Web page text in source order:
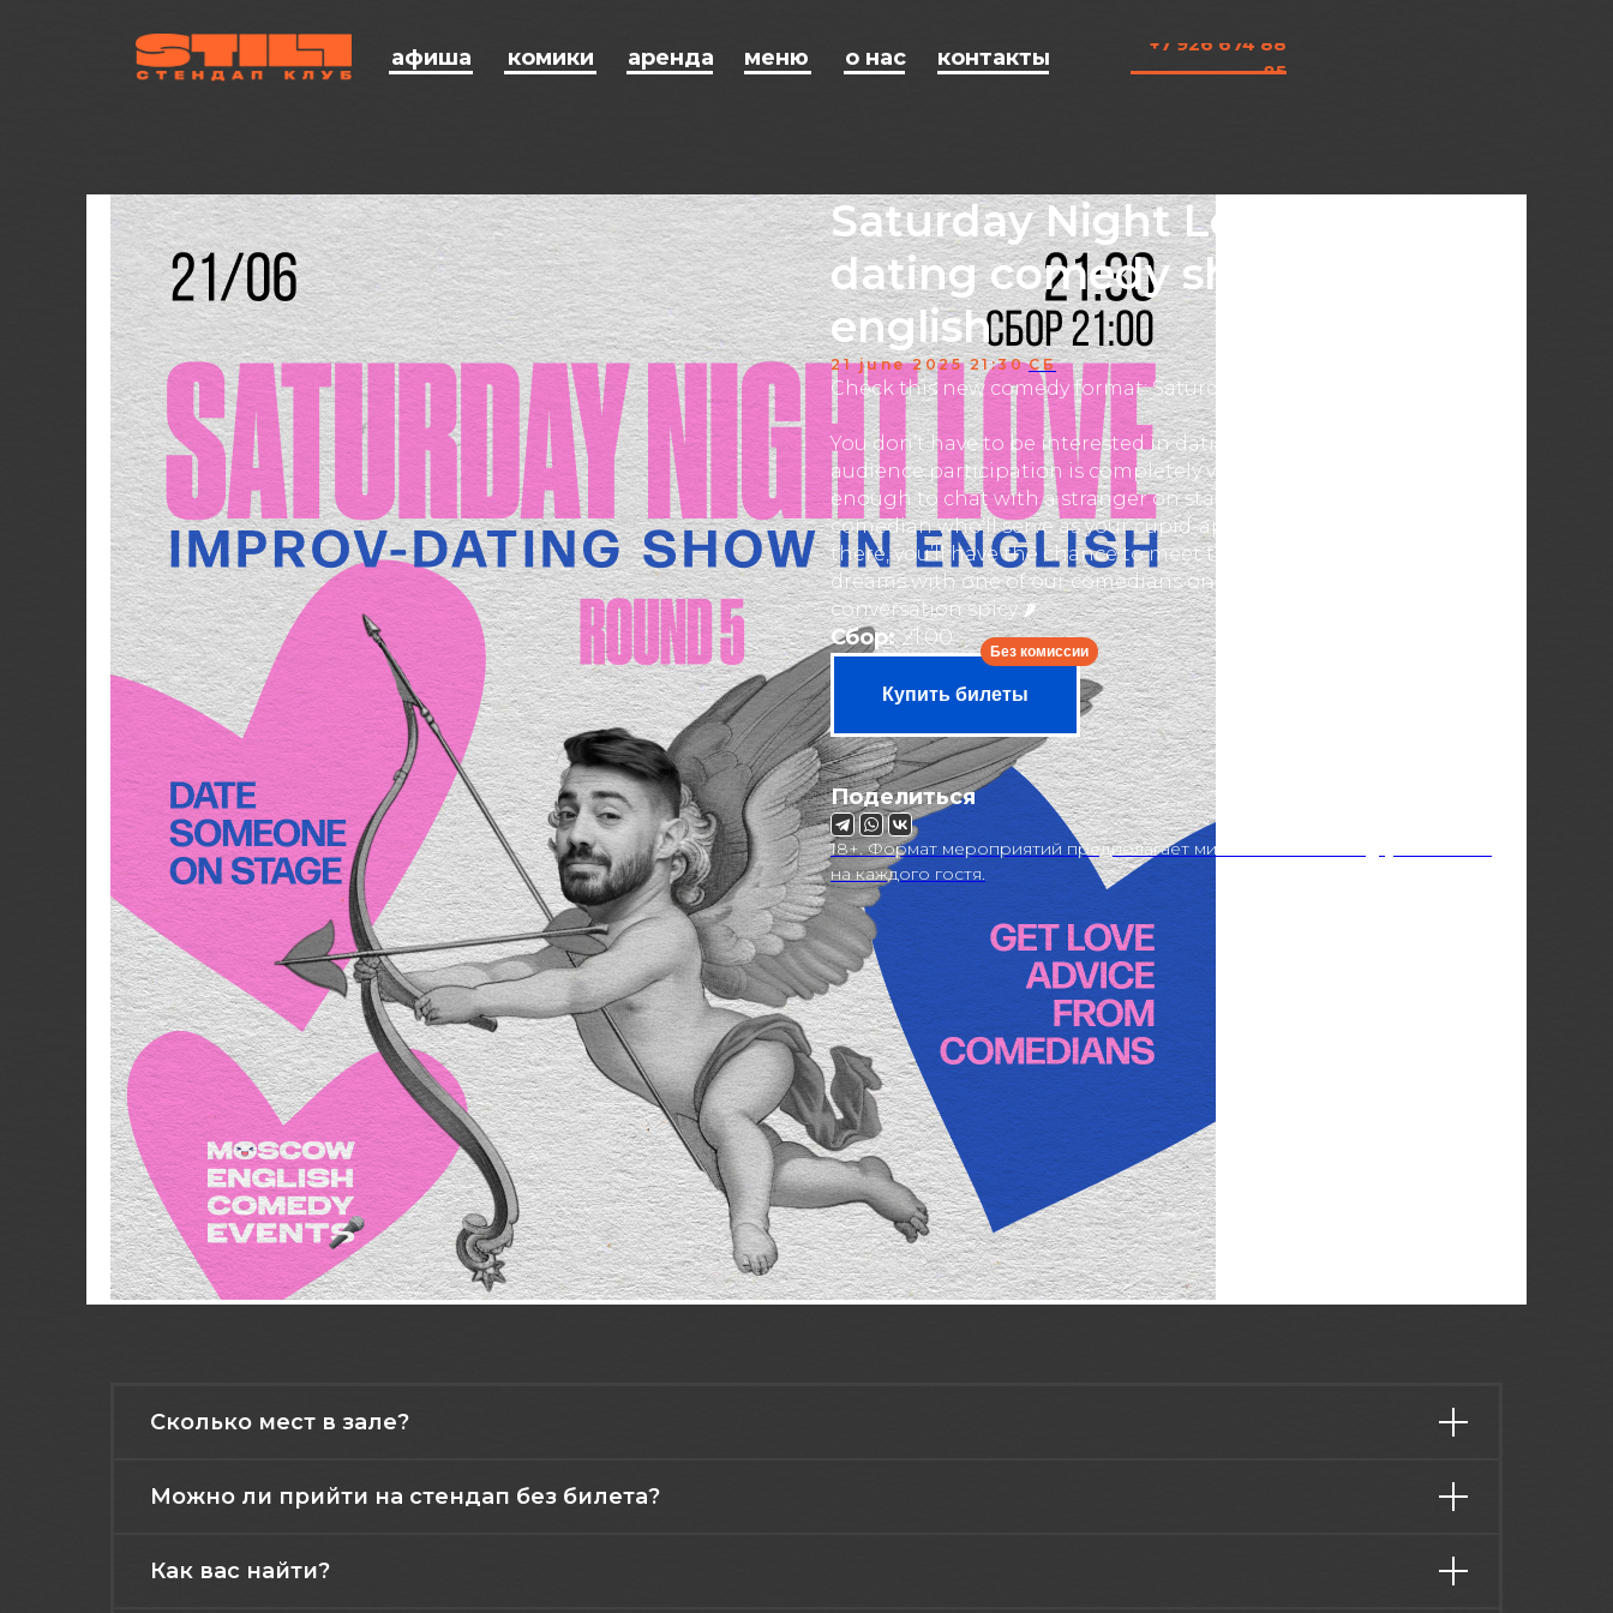
+7 926 674 88
85
аренда
афиша комики меню контакты
о нас
Saturday Night Love. Speed
dating comedy show in
english
21 june 2025 21:30 СБ
Check this new comedy format: Saturday Night Love 💘
You don’t have to be interested in dating to see the show -
audience participation is completely voluntary! If you are bold
enough to chat with a stranger on stage, you’ll be paired with a
comedian who’ll serve as your cupid-appointed lawyer. 👩🏼‍⚖️ From
there, you’ll have the chance to meet the stranger(s?!) of your
dreams with one of our comedians on your side to help keep the
conversation spicy 🌶
Сбор:21:00
Купить билеты
Поделиться
18+. Формат мероприятий предполагает минимальный заказ двух напитков
на каждого гостя.
Сколько мест в зале?
Можно ли прийти на стендап без билета?
Как вас найти?